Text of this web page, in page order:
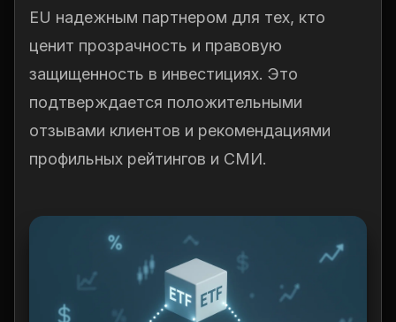
EU надежным партнером для тех, кто
ценит прозрачность и правовую
защищенность в инвестициях. Это
подтверждается положительными
отзывами клиентов и рекомендациями
профильных рейтингов и СМИ.